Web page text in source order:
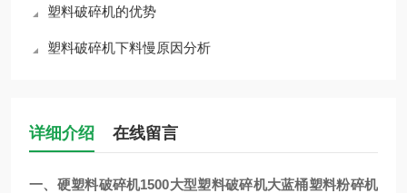
塑料破碎机的优势
塑料破碎机下料慢原因分析
详细介绍 在线留言
一、硬塑料破碎机1500大型塑料破碎机大蓝桶塑料粉碎机